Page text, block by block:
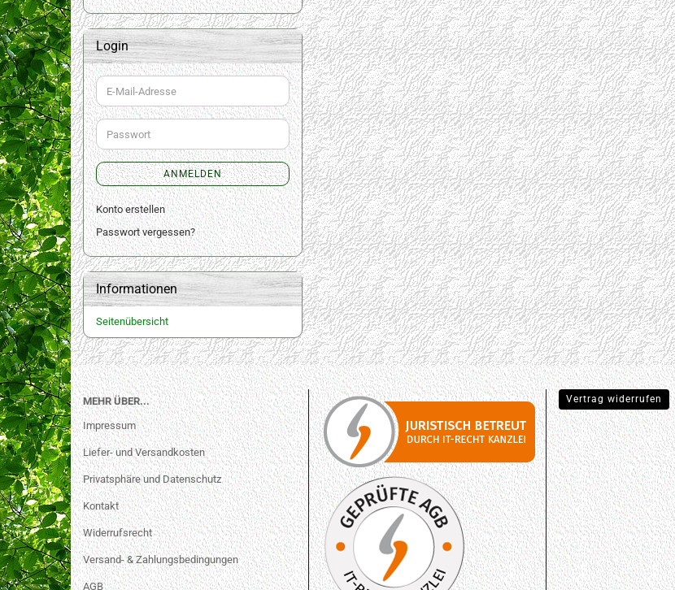
Login
E-
Mail-
Adresse
Passwort
ANMELDEN
Konto erstellen
Passwort vergessen?
Informationen
Seitenübersicht
MEHR ÜBER...
Impressum
Liefer- und Versandkosten
Privatsphäre und Datenschutz
Kontakt
Widerrufsrecht
Versand- & Zahlungsbedingungen
AGB
Vertrag widerrufen